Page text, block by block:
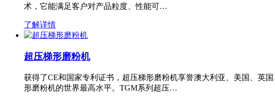
术，它能满足客户对产品粒度、性能可…
了解详情
超压梯形磨粉机
获得了CE和国家专利证书，超压梯形磨粉机享誉澳大利亚、美国、英
形磨粉机的世界最高水平。TGM系列超压…